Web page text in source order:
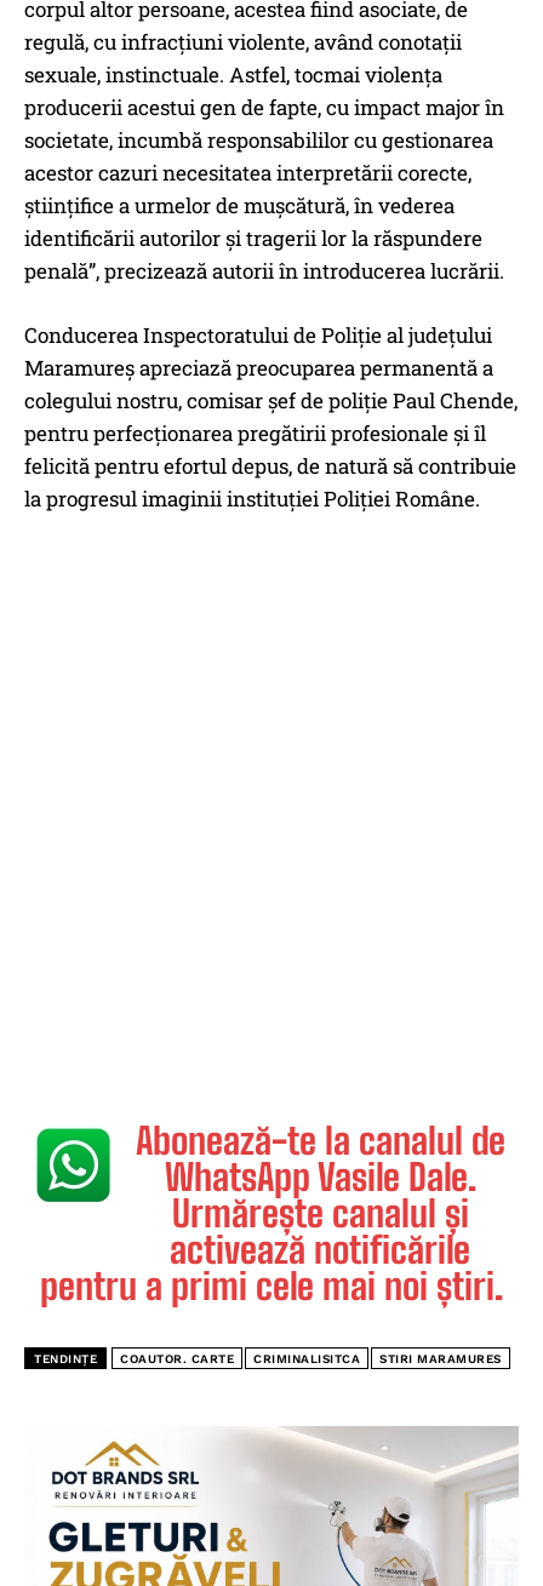
corpul altor persoane, acestea fiind asociate, de
regulă, cu infracțiuni violente, având conotații
sexuale, instinctuale. Astfel, tocmai violența
producerii acestui gen de fapte, cu impact major în
societate, incumbă responsabililor cu gestionarea
acestor cazuri necesitatea interpretării corecte,
științifice a urmelor de mușcătură, în vederea
identificării autorilor și tragerii lor la răspundere
penală”, precizează autorii în introducerea lucrării.
Conducerea Inspectoratului de Poliție al județului
Maramureș apreciază preocuparea permanentă a
colegului nostru, comisar șef de poliție Paul Chende,
pentru perfecționarea pregătirii profesionale și îl
felicită pentru efortul depus, de natură să contribuie
la progresul imaginii instituției Poliției Române.
Abonează-te la canalul de
WhatsApp Vasile Dale.
Urmărește canalul și
activează notificările
pentru a primi cele mai noi știri.
TENDINȚE COAUTOR. CARTE CRIMINALISITCA STIRI MARAMURES